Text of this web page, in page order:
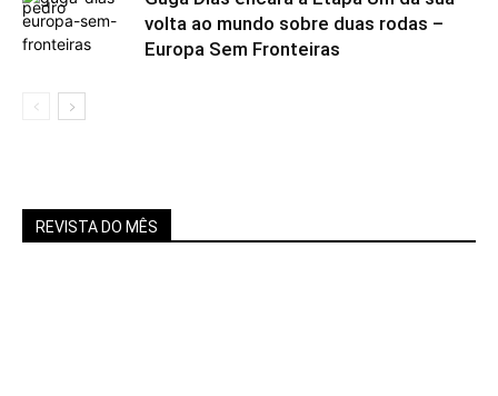
volta ao mundo sobre duas rodas –
Europa Sem Fronteiras
REVISTA DO MÊS